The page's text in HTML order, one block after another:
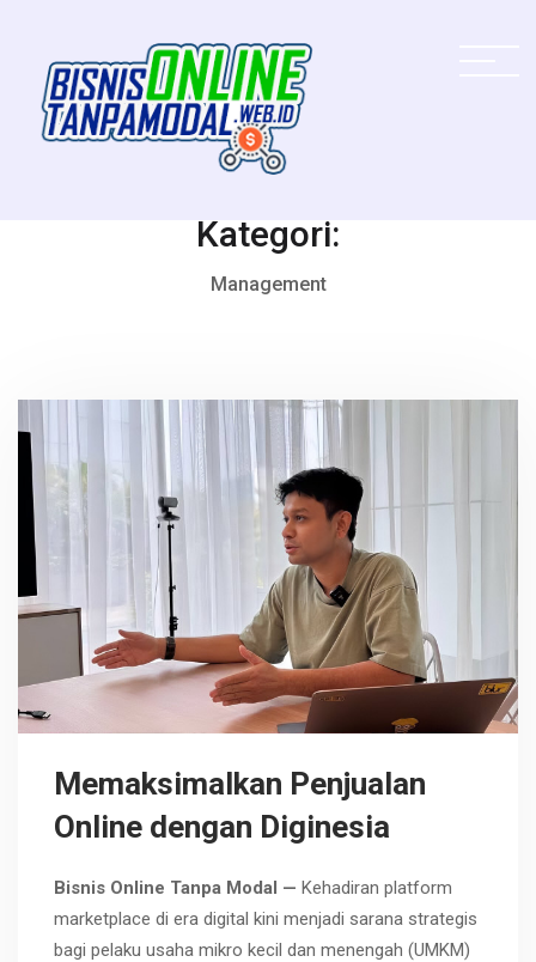
Kategori:
Management
Memaksimalkan Penjualan
Online dengan Diginesia
Bisnis Online Tanpa Modal — Kehadiran platform
marketplace di era digital kini menjadi sarana strategis
bagi pelaku usaha mikro kecil dan menengah (UMKM)